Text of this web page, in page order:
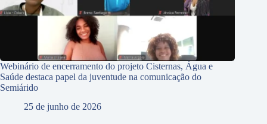
Webinário de encerramento do projeto Cisternas, Água e
Saúde destaca papel da juventude na comunicação do
Semiárido
25 de junho de 2026